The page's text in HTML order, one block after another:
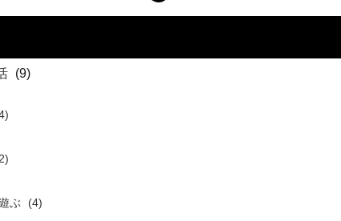
(9)
ぶ (4)